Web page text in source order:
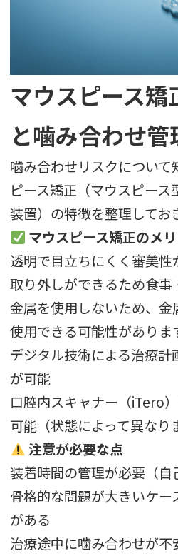
マウスピース矯
と噛み合わせ
噛み合わせリスクについて
ピース矯正（マウスピー
装置）の特徴を整理してお
マウスピース矯正のメ
透明で目立ちにくく審美性
取り外しができるため食
金属を使用しないため、
使用できる可能性がありま
デジタル技術による治療
が可能
口腔内スキャナー（iTero
可能（状態によって異なり
注意が必要な点
装着時間の管理が必要（自
骨格的な問題が大きいケ
がある
治療途中に噛み合わせが